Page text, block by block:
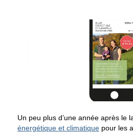
Un peu plus d’une année après le
énergétique et climatiquepour les